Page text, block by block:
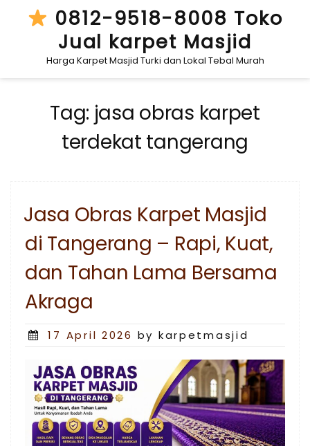
0812-9518-8008 Toko
Jual karpet Masjid
Harga Karpet Masjid Turki dan Lokal Tebal Murah
Tag: jasa obras karpet
terdekat tangerang
Jasa Obras Karpet Masjid
di Tangerang – Rapi, Kuat,
dan Tahan Lama Bersama
Akraga
Posted
17 April 2026 by karpetmasjid